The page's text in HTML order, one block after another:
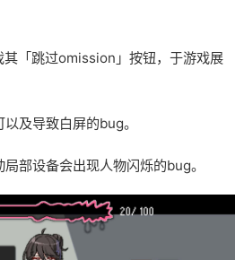
「跳过omission」按钮，于游戏展
及导致白屏的bug。
部设备会出现人物闪烁的bug。